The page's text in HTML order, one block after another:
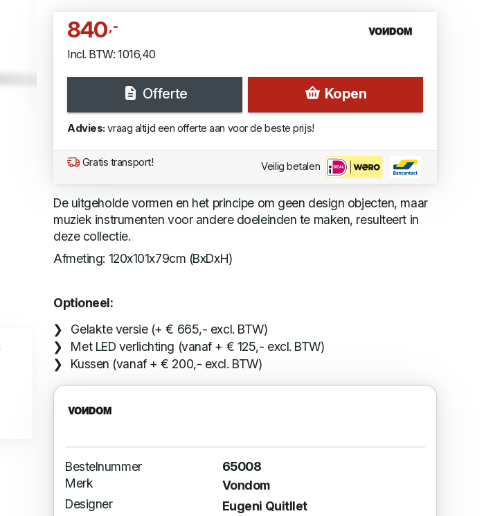
840,-
Incl. BTW: 1016,40
Offerte Kopen
Advies: vraag altijd een offerte aan voor de beste prijs!
Gratis transport! Veilig betalen
De uitgeholde vormen en het principe om geen design objecten, maar
muziek instrumenten voor andere doeleinden te maken, resulteert in
deze collectie.
Afmeting: 120x101x79cm (BxDxH)
Optioneel:
Gelakte versie (+ € 665,- excl. BTW)
Met LED verlichting (vanaf + € 125,- excl. BTW)
Kussen (vanaf + € 200,- excl. BTW)
Bestelnummer
65008
Merk
Vondom
Designer
Eugeni Quitllet